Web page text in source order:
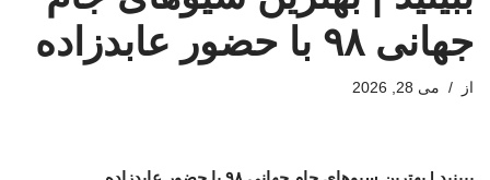
جهانی ۹۸ با حضور عابدزاده
از می 28, 2026